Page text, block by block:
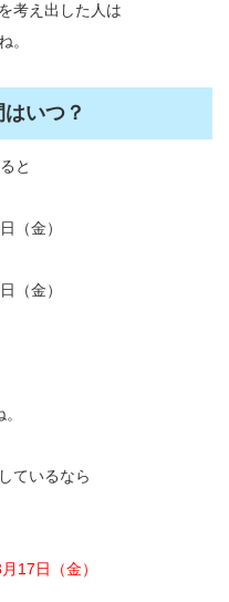
考え出した人は
。
いつ？
と
（金）
（金）
ているなら
17日（金）